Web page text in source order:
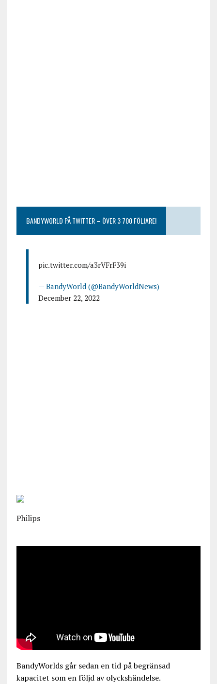
BANDYWORLD PÅ TWITTER – ÖVER 3 700 FÖLJARE!
pic.twitter.com/a3rVFrF39i
— BandyWorld (@BandyWorldNews)
December 22, 2022
Philips
BandyWorlds går sedan en tid på begränsad
kapacitet som en följd av olyckshändelse.